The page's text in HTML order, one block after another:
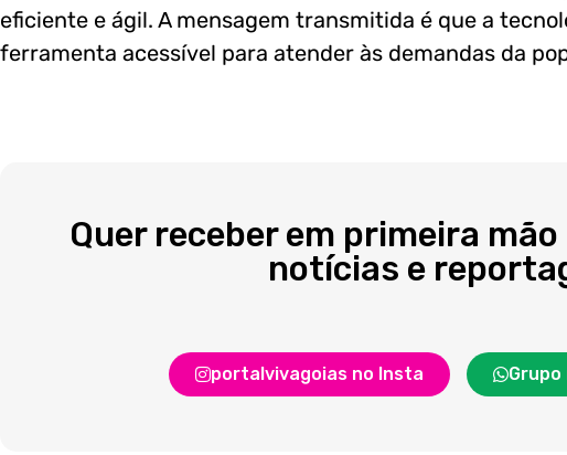
eficiente e ágil. A mensagem transmitida é que a
ferramenta acessível para atender às demandas da
Quer receber em primeira
notícias e
portalvivagoias no Insta Grupo